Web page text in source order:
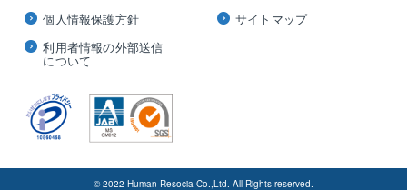
個人情報保護方針
利用者情報の外部送信
について
サイトマップ
© 2022 Human Resocia Co.,Ltd. All Rights reserved.